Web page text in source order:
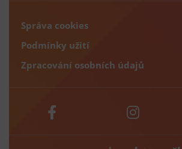
Správa cookies
Podmínky užití
Zpracování osobních údajů